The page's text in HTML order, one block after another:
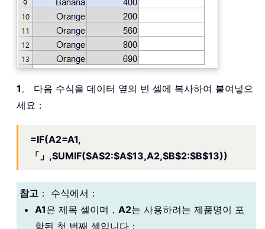
1 。 다음 수식을 데이터 옆의 빈 셀에 복사하여 붙여넣으
세요：
=IF(A2=A1,
「」,SUMIF($A$2:$A$13,A2,$B$2:$B$13))
참고 ： 수식에서：
A1은 제목 셀이며， A2는 사용하려는 제품명이 포
함된 첫 번째 셀입니다；